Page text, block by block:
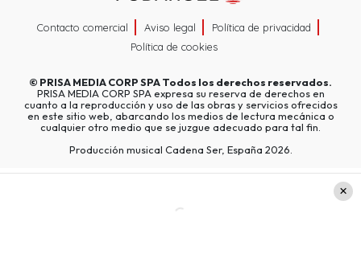
Contacto comercial Aviso legal
Política de privacidad
Política de cookies
© PRISA MEDIA CORP SPATodos los derechos reservados.
PRISA MEDIA CORP SPA expresa su reserva de derechos en
cuanto a la reproducción y uso de las obras y servicios ofrecidos
en este sitio web, abarcando los medios de lectura mecánica o
cualquier otro medio que se juzgue adecuado para tal fin.
Producción musical Cadena Ser, España 2026.